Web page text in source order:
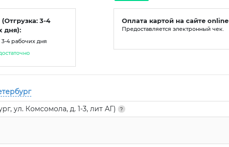
3-4
дня):
3-4 рабочих дня
Оплата картой на сайте online
Предоставляется электронный чек.
ул. Комсомола, д. 1-3, лит АГ)